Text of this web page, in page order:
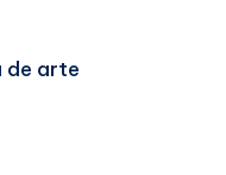
de arte